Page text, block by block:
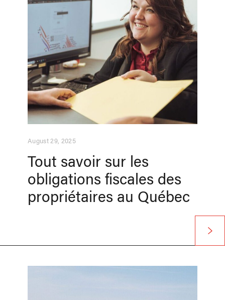
August 29, 2025
Tout savoir sur les
obligations fiscales des
propriétaires au Québec